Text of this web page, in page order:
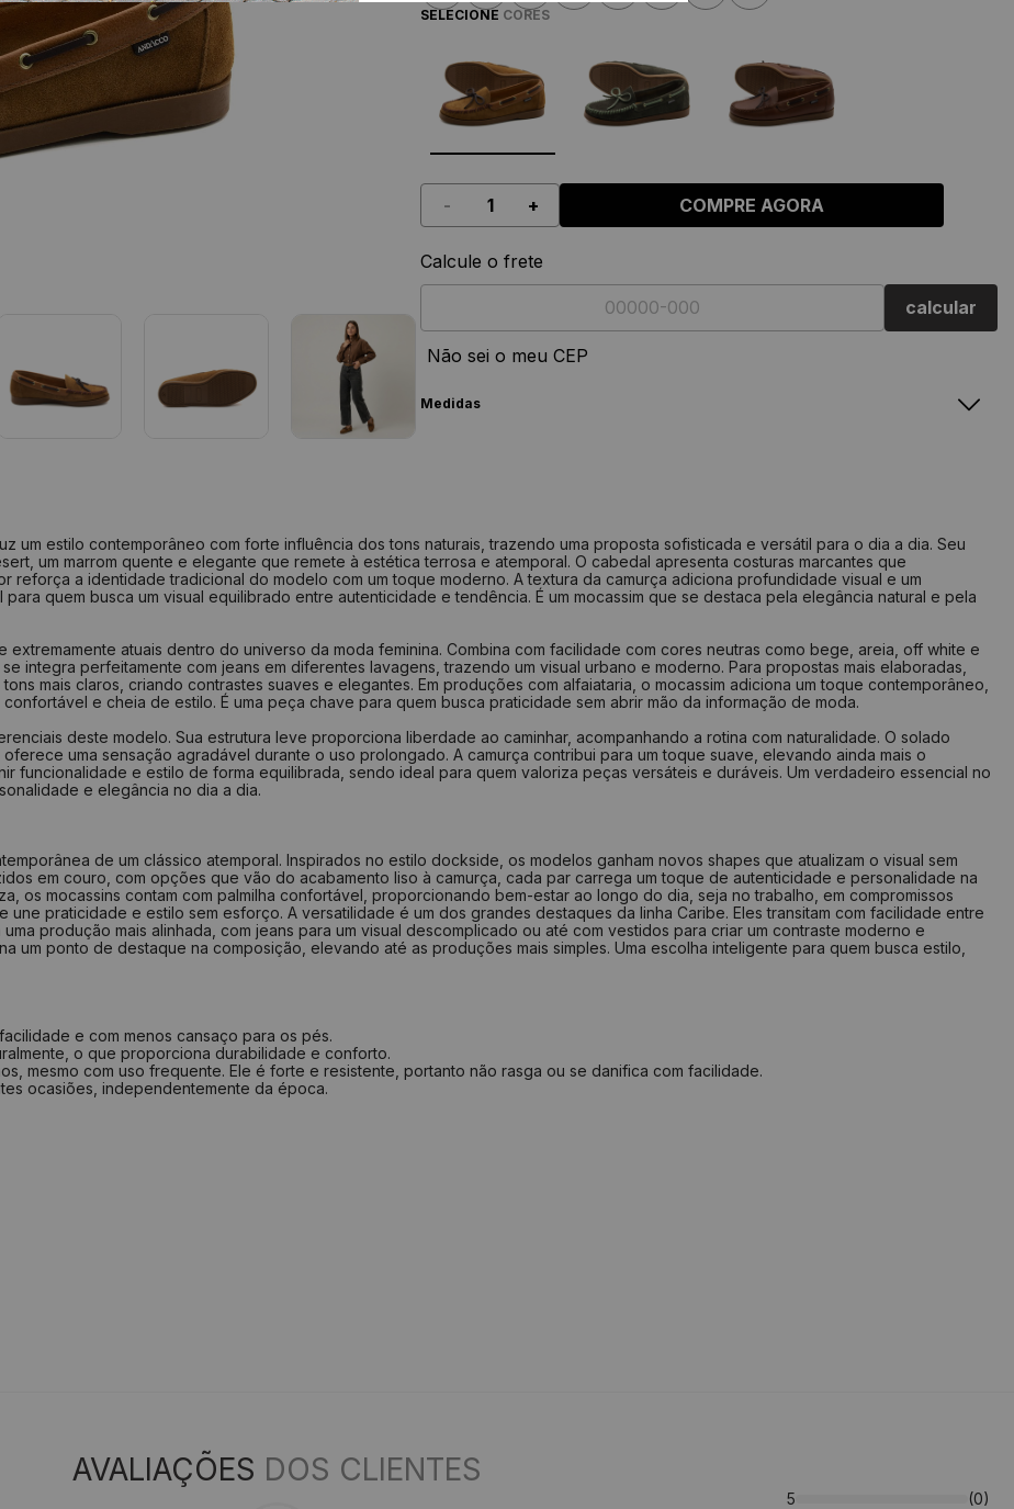
SELECIONE CORES
+
- COMPRE AGORA
Calcule o frete
calcular
Não sei o meu CEP
Medidas
34
22,7 cm 38
25,4 cm
35
23,4 cm 39
26 cm
36
24 cm 40
26,7 cm
38
25,4 cm 42
28 cm
39
26 cm 43
28,7 cm
40
26,7 cm 44 29,4 cm
Como medir?
Tire a medida do comprimento das linhas
Verifique na tabela qual a numeração indicada
um estilo contemporâneo com forte influência dos tons naturais, trazendo uma proposta sofisticada e versátil para o dia a dia. Seu
um marrom quente e elegante que remete à estética terrosa e atemporal. O cabedal apresenta costuras marcantes que
reforça a identidade tradicional do modelo com um toque moderno. A textura da camurça adiciona profundidade visual e um
quem busca um visual equilibrado entre autenticidade e tendência. É um mocassim que se destaca pela elegância natural e pela
atuais dentro do universo da moda feminina. Combina com facilidade com cores neutras como bege, areia, off white e
integra perfeitamente com jeans em diferentes lavagens, trazendo um visual urbano e moderno. Para propostas mais elaboradas,
mais claros, criando contrastes suaves e elegantes. Em produções com alfaiataria, o mocassim adiciona um toque contemporâneo,
e cheia de estilo. É uma peça chave para quem busca praticidade sem abrir mão da informação de moda.
deste modelo. Sua estrutura leve proporciona liberdade ao caminhar, acompanhando a rotina com naturalidade. O solado
uma sensação agradável durante o uso prolongado. A camurça contribui para um toque suave, elevando ainda mais o
funcionalidade e estilo de forma equilibrada, sendo ideal para quem valoriza peças versáteis e duráveis. Um verdadeiro essencial no
e elegância no dia a dia.
de um clássico atemporal. Inspirados no estilo dockside, os modelos ganham novos shapes que atualizam o visual sem
em couro, com opções que vão do acabamento liso à camurça, cada par carrega um toque de autenticidade e personalidade na
os mocassins contam com palmilha confortável, proporcionando bem-estar ao longo do dia, seja no trabalho, em compromissos
praticidade e estilo sem esforço. A versatilidade é um dos grandes destaques da linha Caribe. Eles transitam com facilidade entre
produção mais alinhada, com jeans para um visual descomplicado ou até com vestidos para criar um contraste moderno e
um ponto de destaque na composição, elevando até as produções mais simples. Uma escolha inteligente para quem busca estilo,
e com menos cansaço para os pés.
o que proporciona durabilidade e conforto.
mesmo com uso frequente. Ele é forte e resistente, portanto não rasga ou se danifica com facilidade.
ocasiões, independentemente da época.
AVALIAÇÕES DOS CLIENTES
5
(0)